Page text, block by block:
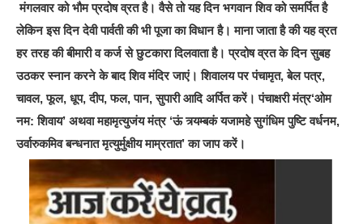
मंगलवार को भौम प्रदोष व्रत है। वैसे तो यह दिन भगवान शिव को समर्पित है
लेकिन इस दिन देवी पार्वती की भी पूजा का विधान है। माना जाता है की यह व्रत
हर तरह की बीमारी व कर्ज से छुटकारा दिलवाता है। प्रदोष व्रत के दिन सुबह
उठकर स्नान करने के बाद शिव मंदिर जाएं। शिवालय पर पंचामृत, बेल पत्र,
चावल, फूल, धूप, दीप, फल, पान, सुपारी आदि अर्पित करें। पंचाक्षरी मंत्र‘ओम
नम: शिवाय’ अथवा महामृत्युजंय मंत्र ‘ऊं त्र्यम्बकं यजामहे सुगंधिम पुष्टि वर्धनम,
उर्वारुकमिव बन्धनात मृत्युर्मुक्षीय माम्रतात’ का जाप करें।